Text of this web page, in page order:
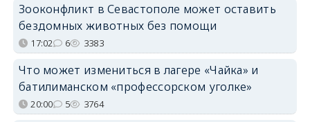
Зооконфликт в Севастополе может оставить
бездомных животных без помощи
17:02 6 3383
Что может измениться в лагере «Чайка» и
батилиманском «профессорском уголке»
20:00 5 3764